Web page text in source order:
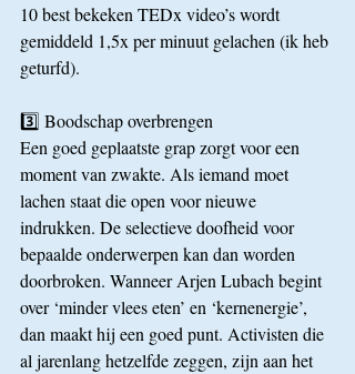
10 best bekeken TEDx video’s wordt
gemiddeld 1,5x per minuut gelachen (ik heb
geturfd).
3️⃣ Boodschap overbrengen
Een goed geplaatste grap zorgt voor een
moment van zwakte. Als iemand moet
lachen staat die open voor nieuwe
indrukken. De selectieve doofheid voor
bepaalde onderwerpen kan dan worden
doorbroken. Wanneer Arjen Lubach begint
over ‘minder vlees eten’ en ‘kernenergie’,
dan maakt hij een goed punt. Activisten die
al jarenlang hetzelfde zeggen, zijn aan het